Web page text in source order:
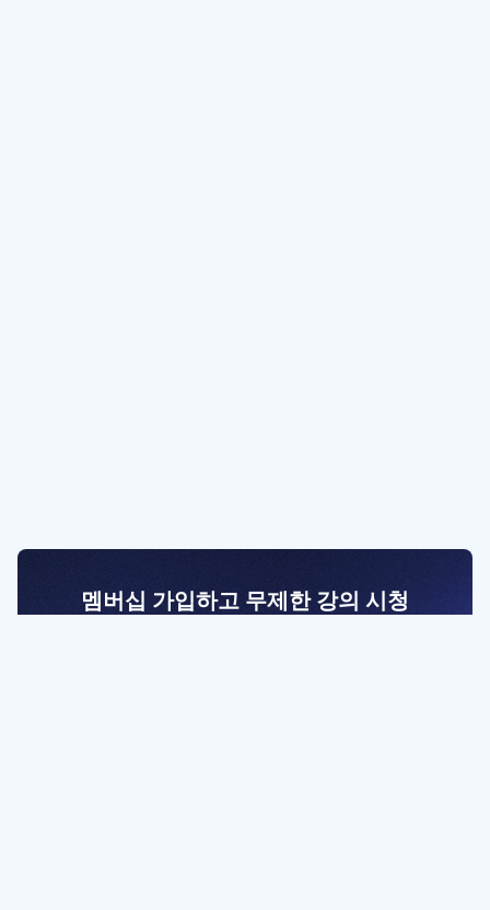
멤버십 가입하고 무제한 강의 시청